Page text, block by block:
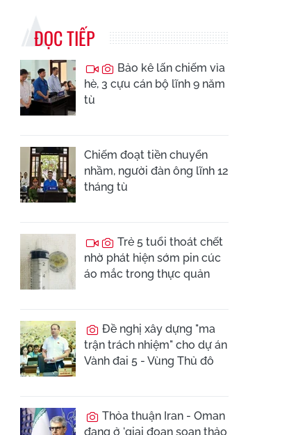
ĐỌC TIẾP
Bảo kê lấn chiếm vỉa
hè, 3 cựu cán bộ lĩnh 9 năm
tù
Chiếm đoạt tiền chuyển
nhầm, người đàn ông lĩnh 12
tháng tù
Trẻ 5 tuổi thoát chết
nhờ phát hiện sớm pin cúc
áo mắc trong thực quản
Đề nghị xây dựng "ma
trận trách nhiệm" cho dự án
Vành đai 5 - Vùng Thủ đô
Thỏa thuận Iran - Oman
đang ở 'giai đoạn soạn thảo